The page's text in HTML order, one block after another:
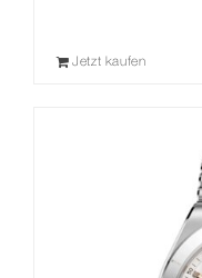
Jetzt kaufen